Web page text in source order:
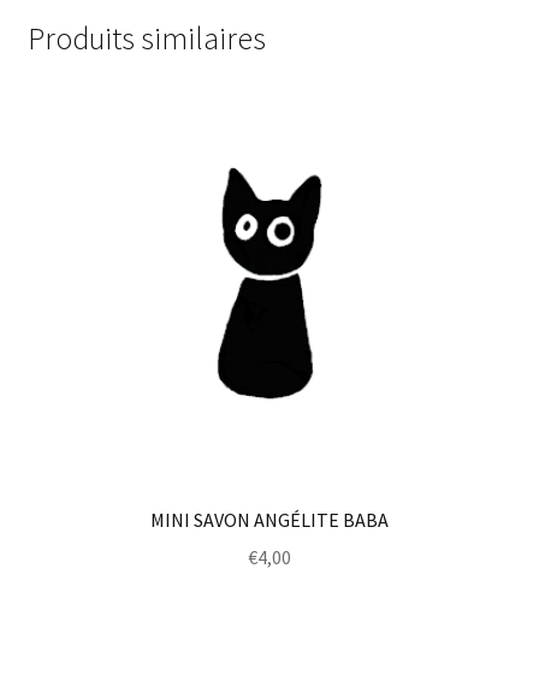
Produits similaires
MINI SAVON ANGÉLITE BABA
€4,00